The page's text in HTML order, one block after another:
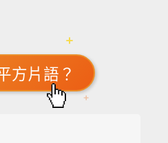
方片語？